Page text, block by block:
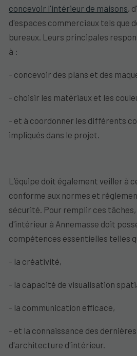
concevoir l'intérieur de maisons,
d'espaces commerciaux tels que
bureaux. Leurs principales
à :
- concevoir des plans et des
- choisir les matériaux et les
- et à coordonner les différents
impliqués dans le projet.
L’équipe doit également veiller à
conforme aux normes et
sécurité. Pour remplir ces
d'intérieur à Annemasse doit
compétences essentielles telles
- la créativité,
- la capacité de visualisation
- la communication efficace,
- et la connaissance des
d'architecture d'intérieur.